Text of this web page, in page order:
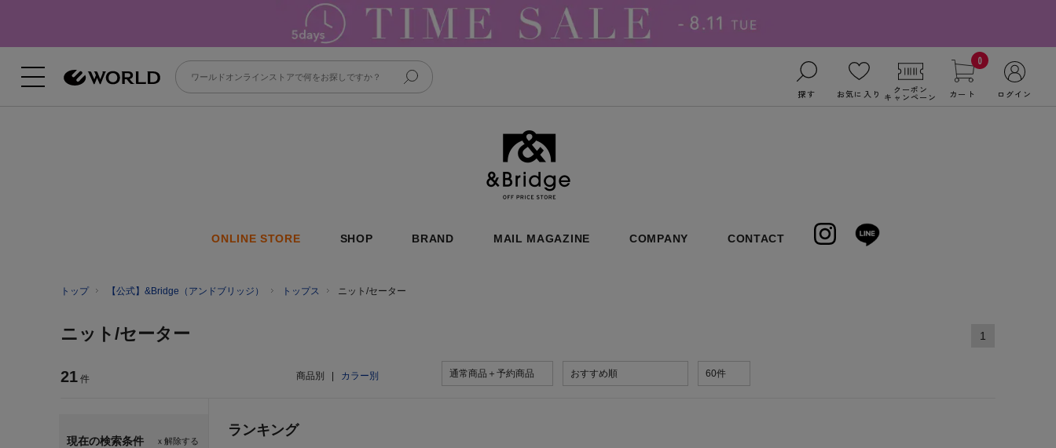
探す お気に入り クーポン
キャンペーン
0
カート ログイン
ONLINE STORE SHOP BRAND MAIL MAGAZINE COMPANY CONTACT
トップ 【公式】&Bridge（アンドブリッジ） トップス ニット/セーター
ニット/セーター
21 件 商品別 カラー別 通常商品＋予約商品 おすすめ順 60件
1
ｘ解除する
現在の検索条件
ランキング